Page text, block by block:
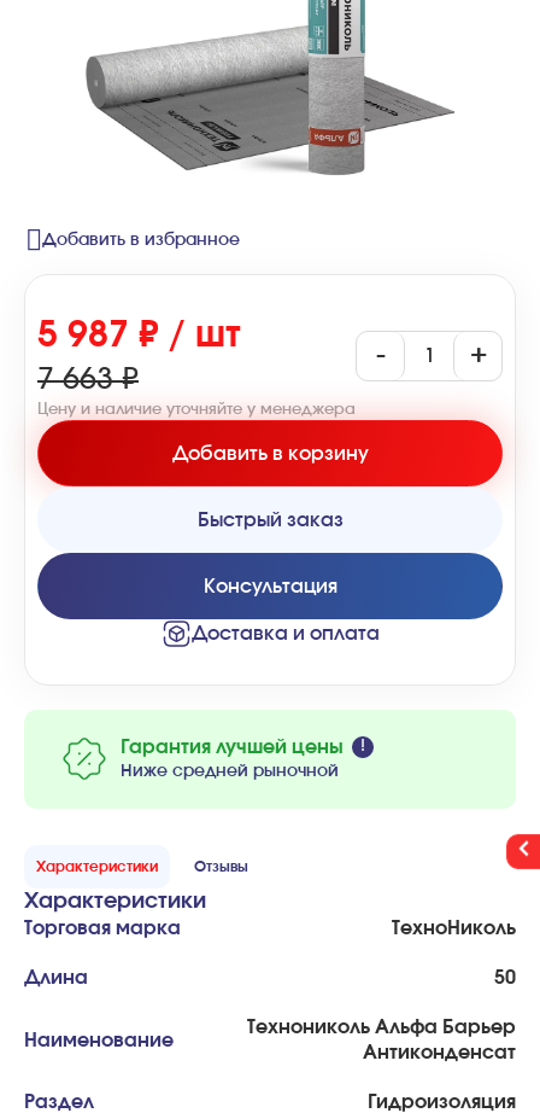
Добавить в избранное
Гарантия лучшей цены
Ниже средней рыночной
5 987 ₽ / шт
7 663 ₽
- +
Цену и наличие уточняйте у менеджера
Добавить в корзину
Быстрый заказ
Консультация
Доставка и оплата
Характеристики Отзывы
Характеристики
Торговая марка ТехноНиколь
Длина 50
Наименование
Технониколь Альфа Барьер
Антиконденсат
Раздел Гидроизоляция